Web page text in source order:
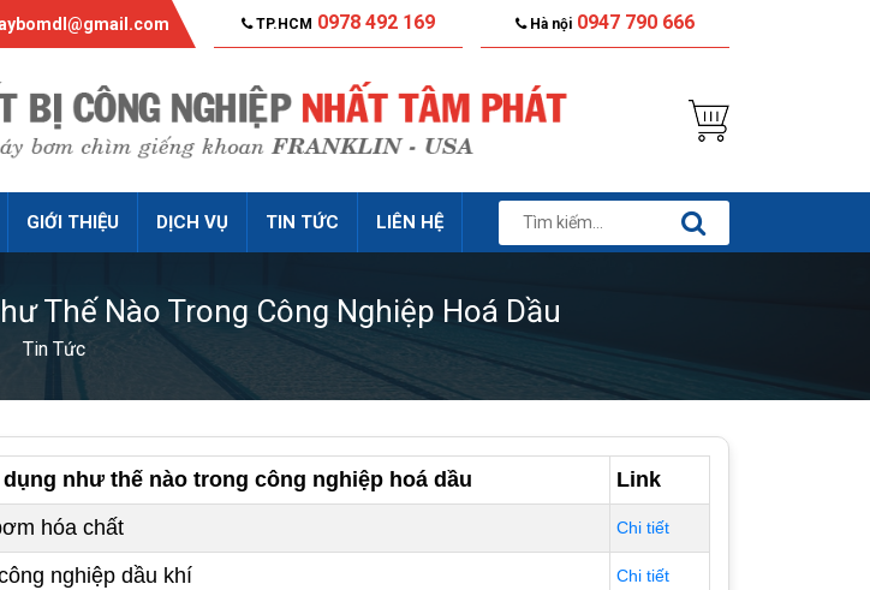
TP.HCM 0978 492 169 Hà nội 0947 790 666
GIỚI THIỆU DỊCH VỤ TIN TỨC LIÊN HỆ
Thế Nào Trong Công Nghiệp Hoá Dầu
Tin Tức
như thế nào trong công nghiệp hoá dầu
Link
hóa chất
Chi tiết
nghiệp dầu khí Chi tiết